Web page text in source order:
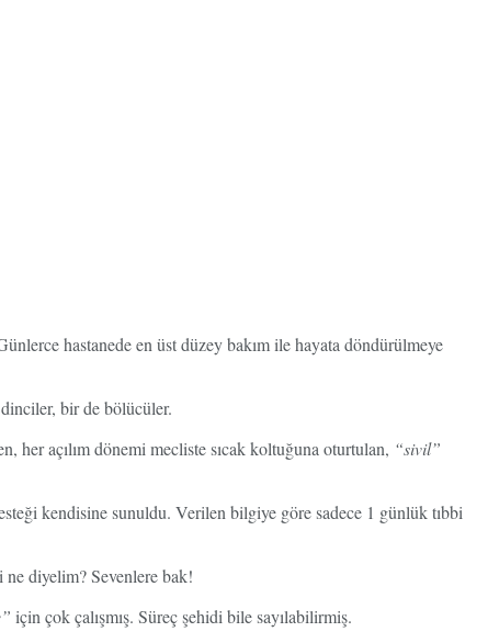
hastanede en üst düzey bakım ile hayata döndürülmeye
bir de bölücüler.
açılım dönemi mecliste sıcak koltuğuna oturtulan, “sivil”
kendisine sunuldu. Verilen bilgiye göre sadece 1 günlük tıbbi
ne diyelim? Sevenlere bak!
için çok çalışmış. Süreç şehidi bile sayılabilirmiş.